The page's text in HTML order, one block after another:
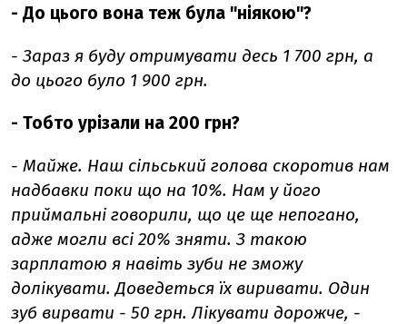
- До цього вона теж була "ніякою"?
- Зараз я буду отримувати десь 1 700 грн, а
до цього було 1 900 грн.
- Тобто урізали на 200 грн?
- Майже. Наш сільський голова скоротив нам
надбавки поки що на 10%. Нам у його
приймальні говорили, що це ще непогано,
адже могли всі 20% зняти. З такою
зарплатою я навіть зуби не зможу
долікувати. Доведеться їх виривати. Один
зуб вирвати - 50 грн. Лікувати дорожче, -